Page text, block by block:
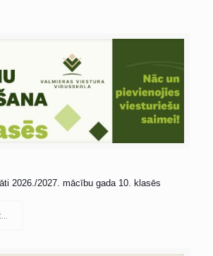
2026./2027. mācību gada 10. klasēs